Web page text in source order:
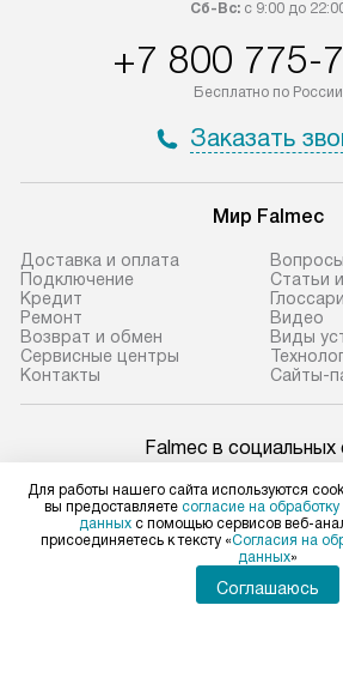
Сб-Вс:с 9:00 до
+7 800 775-
Бесплатно по России
Заказать
Мир Falmec
Доставка и оплата
Подключение
Кредит
Ремонт
Возврат и обмен
Сервисные центры
Контакты
Статьи
Видео
Виды
Сайты-
Falmec в социальных
Для физических лиц
shop@falmec-
Для юридических лиц
Для работы нашего сайта используются
вы предоставляете согласие на
данных с помощью сервисов веб-
присоединяетесь к тексту «Согласия на
данных»
Соглашаюсь